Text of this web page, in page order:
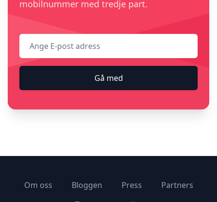
mobilnummer med tredje part.
E-post adress
Gå med
Om oss Bloggen Press
Partners